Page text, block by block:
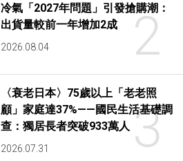
2
冷氣「2027年問題」引發搶購潮：
出貨量較前一年增加2成
2026.08.04
3
〈衰老日本〉75歲以上「老老照
顧」家庭達37%——國民生活基礎調
查：獨居長者突破933萬人
2026.07.31